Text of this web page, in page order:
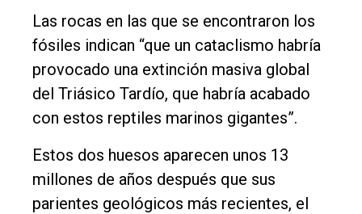
Las rocas en las que se encontraron los
fósiles indican “que un cataclismo habría
provocado una extinción masiva global
del Triásico Tardío, que habría acabado
con estos reptiles marinos gigantes”.
Estos dos huesos aparecen unos 13
millones de años después que sus
parientes geológicos más recientes, el